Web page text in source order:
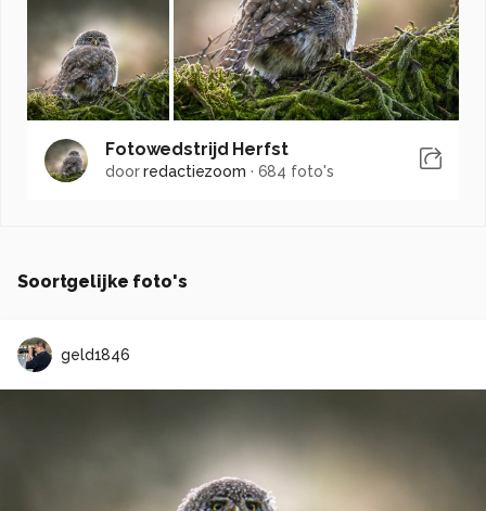
Fotowedstrijd Herfst
doorredactiezoom · 684 foto's
Soortgelijke foto's
geld1846